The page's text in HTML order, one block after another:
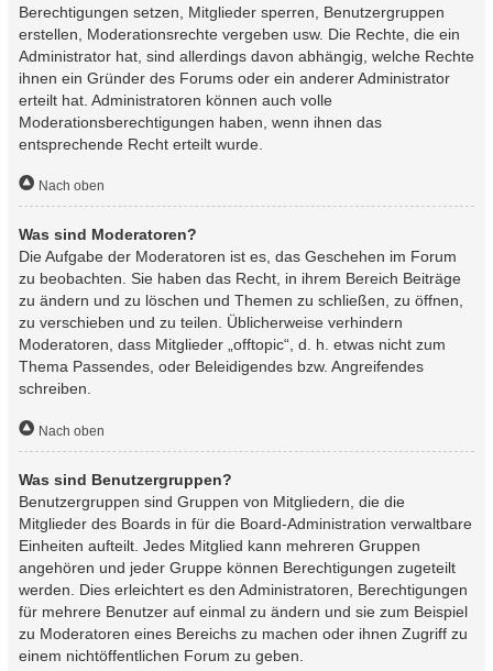
Berechtigungen setzen, Mitglieder sperren, Benutzergruppen
erstellen, Moderationsrechte vergeben usw. Die Rechte, die ein
Administrator hat, sind allerdings davon abhängig, welche Rechte
ihnen ein Gründer des Forums oder ein anderer Administrator
erteilt hat. Administratoren können auch volle
Moderationsberechtigungen haben, wenn ihnen das
entsprechende Recht erteilt wurde.
Nach oben
Was sind Moderatoren?
Die Aufgabe der Moderatoren ist es, das Geschehen im Forum
zu beobachten. Sie haben das Recht, in ihrem Bereich Beiträge
zu ändern und zu löschen und Themen zu schließen, zu öffnen,
zu verschieben und zu teilen. Üblicherweise verhindern
Moderatoren, dass Mitglieder „offtopic“, d. h. etwas nicht zum
Thema Passendes, oder Beleidigendes bzw. Angreifendes
schreiben.
Nach oben
Was sind Benutzergruppen?
Benutzergruppen sind Gruppen von Mitgliedern, die die
Mitglieder des Boards in für die Board-Administration verwaltbare
Einheiten aufteilt. Jedes Mitglied kann mehreren Gruppen
angehören und jeder Gruppe können Berechtigungen zugeteilt
werden. Dies erleichtert es den Administratoren, Berechtigungen
für mehrere Benutzer auf einmal zu ändern und sie zum Beispiel
zu Moderatoren eines Bereichs zu machen oder ihnen Zugriff zu
einem nichtöffentlichen Forum zu geben.